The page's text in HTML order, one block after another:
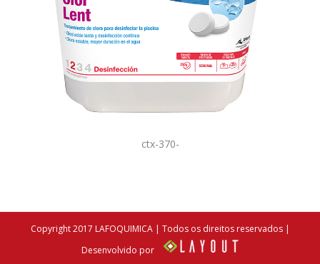
ctx-370-
Copyright 2017 LAFOQUIMICA | Todos os direitos reservados |
Desenvolvido por